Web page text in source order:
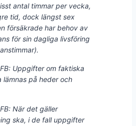
antal timmar per vecka,
tid, dock längst sex
försäkrade har behov av
för sin dagliga livsföring
Uppgifter om faktiska
lämnas på heder och
När det gäller
ska, i de fall uppgifter